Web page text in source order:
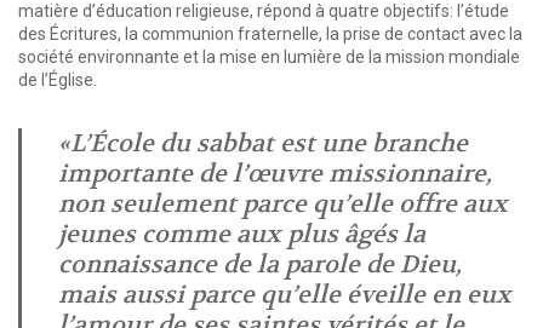
matière d’éducation religieuse, répond à quatre objectifs: l’étude
des Écritures, la communion fraternelle, la prise de contact avec la
société environnante et la mise en lumière de la mission mondiale
de l’Église.
«L’École du sabbat est une branche
importante de l’œuvre missionnaire,
non seulement parce qu’elle offre aux
jeunes comme aux plus âgés la
connaissance de la parole de Dieu,
mais aussi parce qu’elle éveille en eux